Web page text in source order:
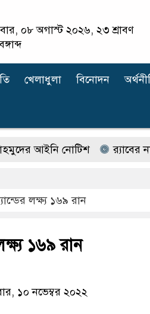
০৮ অগাস্ট ২০২৬, ২৩ শ্রাবণ
খেলাধুলা বিনোদন
নোটিশ র‍্যাবের নাম
লক্ষ্য ১৬৯ রান
১৬৯ রান
১০ নভেম্বর ২০২২